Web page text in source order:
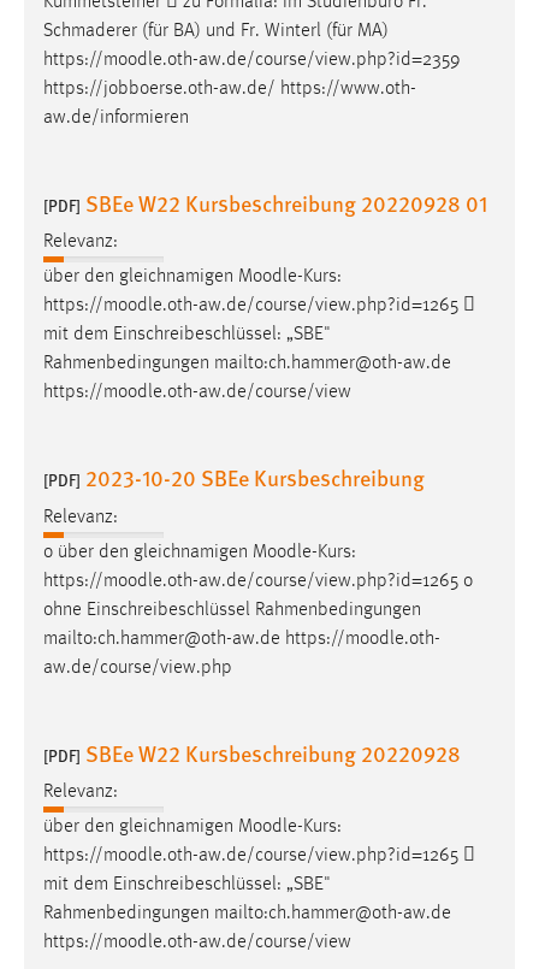
Schmaderer (für BA) und Fr. Winterl (für MA)
https://moodle.oth-aw.de/course/view.php?id=2359
https://jobboerse.oth-aw.de/ https://www.oth-
aw.de/informieren
[PDF] SBEe W22 Kursbeschreibung 20220928 01
Relevanz:
über den gleichnamigen Moodle-Kurs:
https://moodle.oth-aw.de/course/view.php?id=1265 
mit dem Einschreibeschlüssel: „SBE"
Rahmenbedingungen mailto:ch.hammer@oth-aw.de
https://moodle.oth-aw.de/course/view
[PDF] 2023-10-20 SBEe Kursbeschreibung
Relevanz:
o über den gleichnamigen Moodle-Kurs:
https://moodle.oth-aw.de/course/view.php?id=1265 o
ohne Einschreibeschlüssel Rahmenbedingungen
mailto:ch.hammer@oth-aw.de https://moodle.oth-
aw.de/course/view.php
[PDF] SBEe W22 Kursbeschreibung 20220928
Relevanz:
über den gleichnamigen Moodle-Kurs:
https://moodle.oth-aw.de/course/view.php?id=1265 
mit dem Einschreibeschlüssel: „SBE"
Rahmenbedingungen mailto:ch.hammer@oth-aw.de
https://moodle.oth-aw.de/course/view